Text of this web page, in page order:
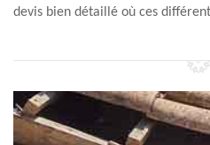
devis bien détaillé où ces